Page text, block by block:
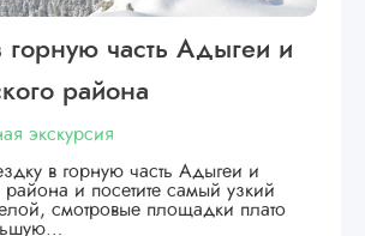
горную часть Адыгеи и
района
экскурсия
в горную часть Адыгеи и
и посетите самый узкий
смотровые площадки плато